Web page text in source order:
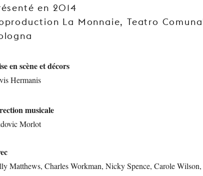
en 2014
La Monnaie, Teatro
en scène et décors
Hermanis
musicale
Morlot
Matthews, Charles Workman, Nicky Spence, Carole Wilson,